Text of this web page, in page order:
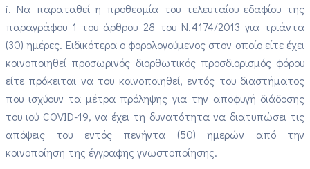
i. Να παραταθεί η προθεσμία του τελευταίου εδαφίου της
παραγράφου 1 του άρθρου 28 του Ν.4174/2013 για τριάντα
(30) ημέρες. Ειδικότερα ο φορολογούμενος στον οποίο είτε έχει
κοινοποιηθεί προσωρινός διορθωτικός προσδιορισμός φόρου
είτε πρόκειται να του κοινοποιηθεί, εντός του διαστήματος
που ισχύουν τα μέτρα πρόληψης για την αποφυγή διάδοσης
του ιού COVID-19, να έχει τη δυνατότητα να διατυπώσει τις
απόψεις του εντός πενήντα (50) ημερών από την
κοινοποίηση της έγγραφης γνωστοποίησης.